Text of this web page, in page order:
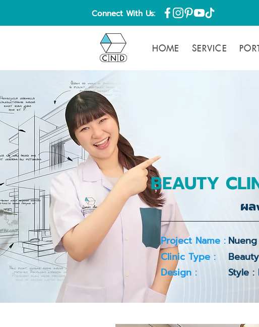
Connect With Us:
HOME SERVICE
BEAUTY
ผล
Project Name :
Clinic Type :
Design :
Style :